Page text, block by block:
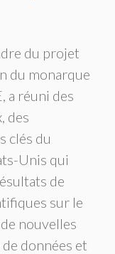
du projet
du monarque
a réuni des
des
clés du
Unis qui
de
sur le
nouvelles
données et